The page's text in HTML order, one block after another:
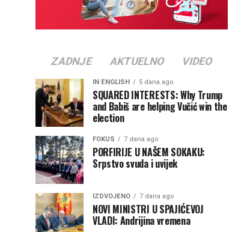
ZADNJE AKTUELNO VIDEO
IN ENGLISH 5 dana ago
SQUARED INTERESTS: Why Trump
and Babiš are helping Vučić win the
election
FOKUS 7 dana ago
PORFIRIJE U NAŠEM SOKAKU:
Srpstvo svuda i uvijek
IZDVOJENO 7 dana ago
NOVI MINISTRI U SPAJIĆEVOJ
VLADI: Andrijina vremena